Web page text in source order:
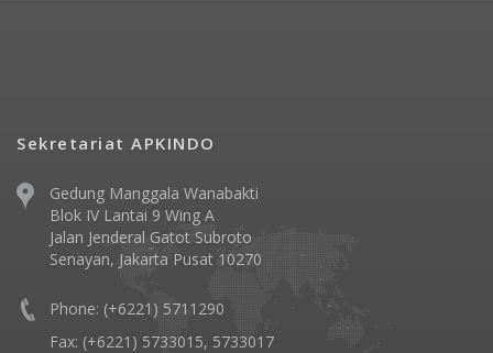
Sekretariat APKINDO
Gedung Manggala Wanabakti
Blok IV Lantai 9 Wing A
Jalan Jenderal Gatot Subroto
Senayan, Jakarta Pusat 10270
Phone: (+6221) 5711290
Fax: (+6221) 5733015, 5733017